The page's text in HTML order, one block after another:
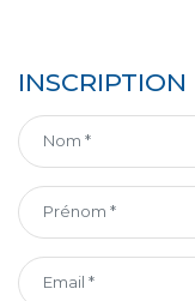
INSCRIPTION